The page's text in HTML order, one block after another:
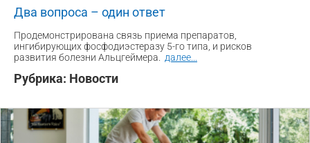
Два вопроса – один ответ
Продемонстрирована связь приема препаратов,
ингибирующих фосфодиэстеразу 5-го типа, и рисков
развития болезни Альцгеймера.
далее
Рубрика: Новости